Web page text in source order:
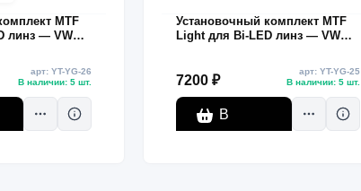
MTF
линз — VW
арт: YT-YG-26
В наличии: 5 шт.
Установочный комплект MTF
Light для Bi-LED линз — VW
7200 ₽
арт: YT-YG-25
В наличии: 5 шт.
В